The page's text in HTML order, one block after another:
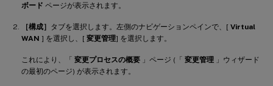
ボード ページが表示されます。
［構成］ タブを選択します。左側のナビゲーションペインで、[ Virtual
WAN ] を選択し、[ 変更管理] を選択します。
これにより、「 変更プロセスの概要 」ページ (「 変更管理 」ウィザード
の最初のページ) が表示されます。